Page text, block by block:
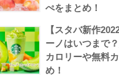
ぺをまとめ！
【スタバ新作
ーノはいつまで
カロリーや無料
め！